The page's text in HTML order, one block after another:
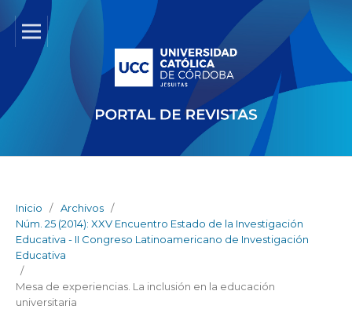
Inicio / Archivos /
Núm. 25 (2014): XXV Encuentro Estado de la Investigación
Educativa - II Congreso Latinoamericano de Investigación
Educativa
/
Mesa de experiencias. La inclusión en la educación
universitaria